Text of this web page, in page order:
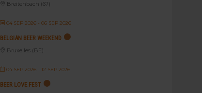
Breitenbach (67)
04 SEP 2026 - 06 SEP 2026
BELGIAN BEER WEEKEND
Bruxelles (BE)
04 SEP 2026 - 12 SEP 2026
BEER LOVE FEST